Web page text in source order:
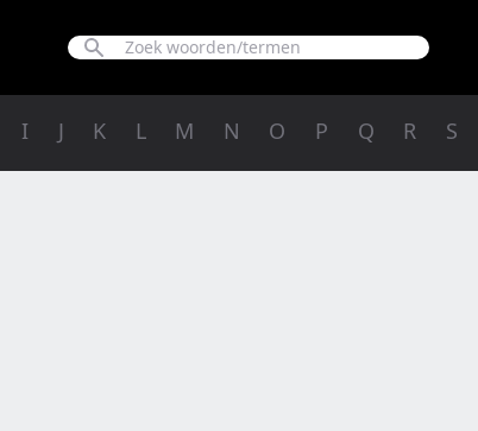
I J K L M N O P Q R S